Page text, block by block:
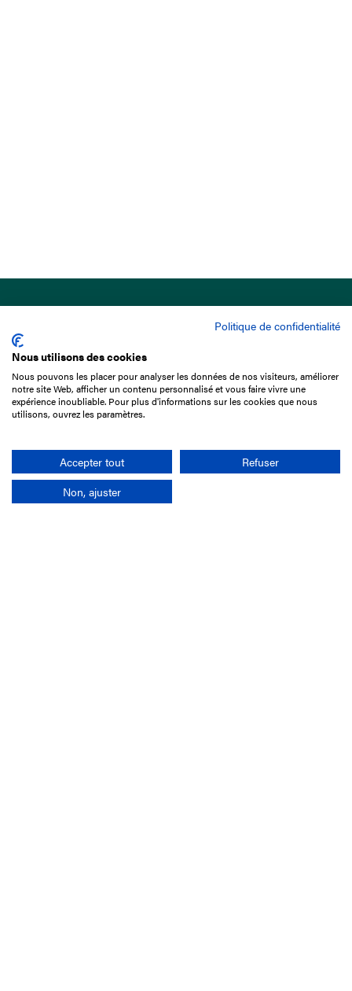
15 Boulevard de Douaumont
75017 Paris
01 49 10 20 29
Rechercher
Politique de confidentialité
Nous utilisons des cookies
Nous pouvons les placer pour analyser les données de nos visiteurs, améliorer
notre site Web, afficher un contenu personnalisé et vous faire vivre une
expérience inoubliable. Pour plus d'informations sur les cookies que nous
utilisons, ouvrez les paramètres.
Accepter tout
Refuser
Non, ajuster